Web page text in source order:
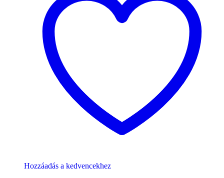
Hozzáadás a kedvencekhez